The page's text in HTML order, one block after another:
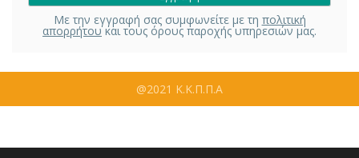
Με την εγγραφή σας συμφωνείτε με τη πολιτική
απορρήτουκαι τους όρους παροχής υπηρεσιών μας.
@2021 Κ.Κ.Π.Π.Α